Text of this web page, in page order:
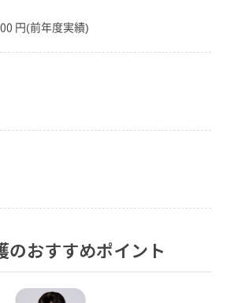
円(前年度実績)
のおすすめポイント